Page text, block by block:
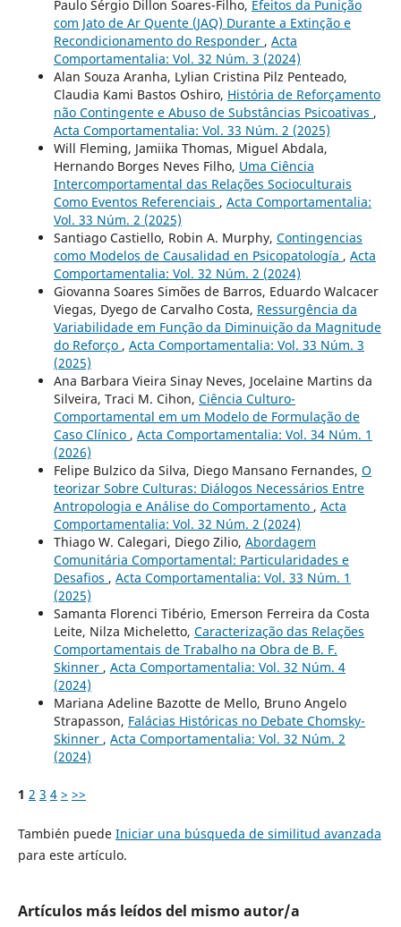
Paulo Sérgio Dillon Soares-Filho, Efeitos da Punição
com Jato de Ar Quente (JAQ) Durante a Extinção e
Recondicionamento do Responder , Acta
Comportamentalia: Vol. 32 Núm. 3 (2024)
Alan Souza Aranha, Lylian Cristina Pilz Penteado,
Claudia Kami Bastos Oshiro, História de Reforçamento
não Contingente e Abuso de Substâncias Psicoativas ,
Acta Comportamentalia: Vol. 33 Núm. 2 (2025)
Will Fleming, Jamiika Thomas, Miguel Abdala,
Hernando Borges Neves Filho, Uma Ciência
Intercomportamental das Relações Socioculturais
Como Eventos Referenciais , Acta Comportamentalia:
Vol. 33 Núm. 2 (2025)
Santiago Castiello, Robin A. Murphy, Contingencias
como Modelos de Causalidad en Psicopatología , Acta
Comportamentalia: Vol. 32 Núm. 2 (2024)
Giovanna Soares Simões de Barros, Eduardo Walcacer
Viegas, Dyego de Carvalho Costa, Ressurgência da
Variabilidade em Função da Diminuição da Magnitude
do Reforço , Acta Comportamentalia: Vol. 33 Núm. 3
(2025)
Ana Barbara Vieira Sinay Neves, Jocelaine Martins da
Silveira, Traci M. Cihon, Ciência Culturo-
Comportamental em um Modelo de Formulação de
Caso Clínico , Acta Comportamentalia: Vol. 34 Núm. 1
(2026)
Felipe Bulzico da Silva, Diego Mansano Fernandes, O
teorizar Sobre Culturas: Diálogos Necessários Entre
Antropologia e Análise do Comportamento , Acta
Comportamentalia: Vol. 32 Núm. 2 (2024)
Thiago W. Calegari, Diego Zilio, Abordagem
Comunitária Comportamental: Particularidades e
Desafios , Acta Comportamentalia: Vol. 33 Núm. 1
(2025)
Samanta Florenci Tibério, Emerson Ferreira da Costa
Leite, Nilza Micheletto, Caracterização das Relações
Comportamentais de Trabalho na Obra de B. F.
Skinner , Acta Comportamentalia: Vol. 32 Núm. 4
(2024)
Mariana Adeline Bazotte de Mello, Bruno Angelo
Strapasson, Falácias Históricas no Debate Chomsky-
Skinner , Acta Comportamentalia: Vol. 32 Núm. 2
(2024)
1 2 3 4 > >>
También puede Iniciar una búsqueda de similitud avanzada
para este artículo.
Artículos más leídos del mismo autor/a